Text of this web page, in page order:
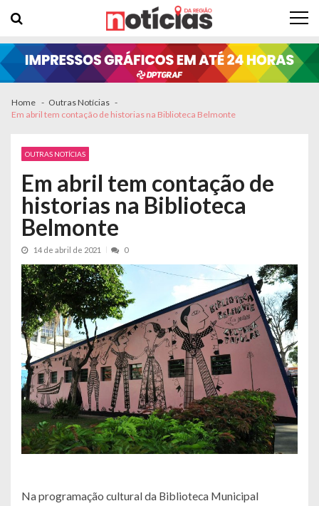
Home
Outras Notícias
Em abril tem contação de historias na Biblioteca Belmonte
OUTRAS NOTÍCIAS
Em abril tem contação de
historias na Biblioteca
Belmonte
14 de abril de 2021 0
Na programação cultural da Biblioteca Municipal